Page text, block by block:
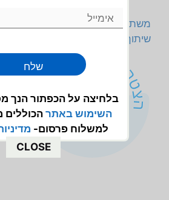
משתפים גם בווצפ,הצטרפו! אלפי
שיתוף מהיר יותר ויעיל יותר
שלח
בלחיצה על הכפתור הנך
השימוש באתר הכוללים
למשלוח פרסום-
CLOSE